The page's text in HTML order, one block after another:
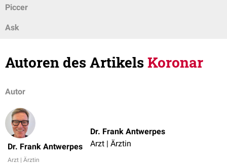
Piccer
Ask
Autoren des ArtikelsKoronar
Autor
Dr. Frank Antwerpes
Arzt | Ärztin
Dr. Frank Antwerpes
Arzt | Ärztin